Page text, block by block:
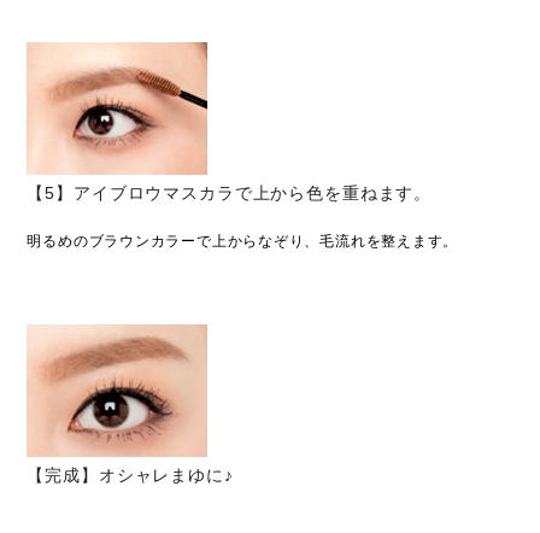
【5】アイブロウマスカラで上から色を重ねます。
明るめのブラウンカラーで上からなぞり、毛流れを整えます。
【完成】オシャレまゆに♪